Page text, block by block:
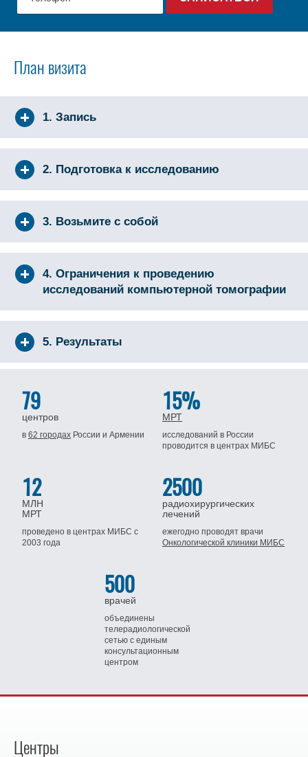
План визита
1. Запись
2. Подготовка к исследованию
3. Возьмите с собой
4. Ограничения к проведению
исследований компьютерной томографии
5. Результаты
79
центров
в62 городах Россиии Армении
15%
МРТ
исследований в России
проводится в центрах МИБС
12
МЛН
МРТ
проведено в центрах МИБСс
2003 года
2500
радиохирургических
лечений
ежегодно проводят врачи
Онкологической клиники МИБС
500
врачей
объединены
телерадиологической
сетью с единым
консультационным
центром
Центры